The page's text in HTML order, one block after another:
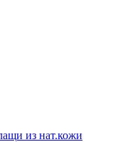
из нат.кожи